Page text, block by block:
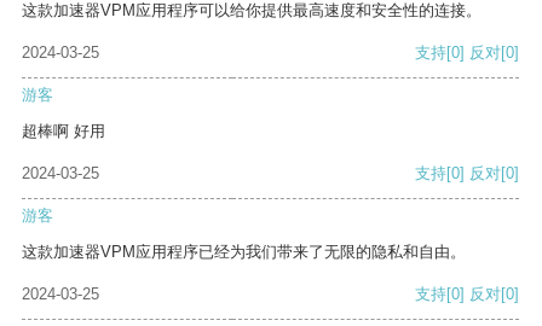
这款加速器VPM应用程序可以给你提供最高速度和安全性的连接。
2024-03-25 支持[0] 反对[0]
游客
超棒啊 好用
2024-03-25 支持[0] 反对[0]
游客
这款加速器VPM应用程序已经为我们带来了无限的隐私和自由。
2024-03-25 支持[0] 反对[0]